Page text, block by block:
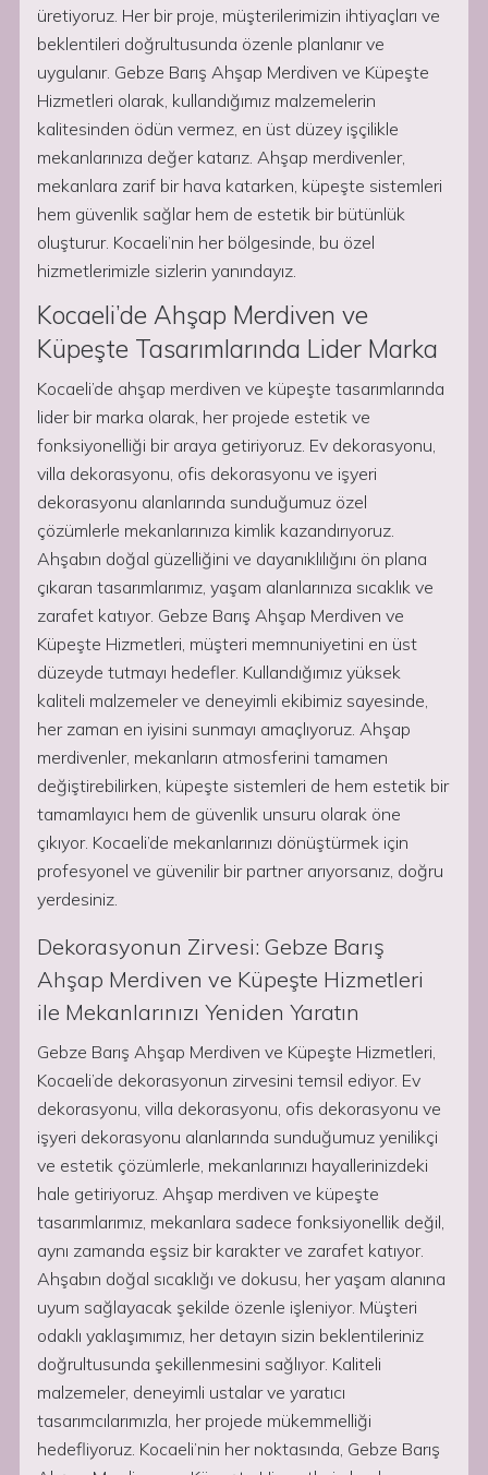
üretiyoruz. Her bir proje, müşterilerimizin ihtiyaçları ve
beklentileri doğrultusunda özenle planlanır ve
uygulanır. Gebze Barış Ahşap Merdiven ve Küpeşte
Hizmetleri olarak, kullandığımız malzemelerin
kalitesinden ödün vermez, en üst düzey işçilikle
mekanlarınıza değer katarız. Ahşap merdivenler,
mekanlara zarif bir hava katarken, küpeşte sistemleri
hem güvenlik sağlar hem de estetik bir bütünlük
oluşturur. Kocaeli’nin her bölgesinde, bu özel
hizmetlerimizle sizlerin yanındayız.
Kocaeli’de Ahşap Merdiven ve
Küpeşte Tasarımlarında Lider Marka
Kocaeli’de ahşap merdiven ve küpeşte tasarımlarında
lider bir marka olarak, her projede estetik ve
fonksiyonelliği bir araya getiriyoruz. Ev dekorasyonu,
villa dekorasyonu, ofis dekorasyonu ve işyeri
dekorasyonu alanlarında sunduğumuz özel
çözümlerle mekanlarınıza kimlik kazandırıyoruz.
Ahşabın doğal güzelliğini ve dayanıklılığını ön plana
çıkaran tasarımlarımız, yaşam alanlarınıza sıcaklık ve
zarafet katıyor. Gebze Barış Ahşap Merdiven ve
Küpeşte Hizmetleri, müşteri memnuniyetini en üst
düzeyde tutmayı hedefler. Kullandığımız yüksek
kaliteli malzemeler ve deneyimli ekibimiz sayesinde,
her zaman en iyisini sunmayı amaçlıyoruz. Ahşap
merdivenler, mekanların atmosferini tamamen
değiştirebilirken, küpeşte sistemleri de hem estetik bir
tamamlayıcı hem de güvenlik unsuru olarak öne
çıkıyor. Kocaeli’de mekanlarınızı dönüştürmek için
profesyonel ve güvenilir bir partner arıyorsanız, doğru
yerdesiniz.
Dekorasyonun Zirvesi: Gebze Barış
Ahşap Merdiven ve Küpeşte Hizmetleri
ile Mekanlarınızı Yeniden Yaratın
Gebze Barış Ahşap Merdiven ve Küpeşte Hizmetleri,
Kocaeli’de dekorasyonun zirvesini temsil ediyor. Ev
dekorasyonu, villa dekorasyonu, ofis dekorasyonu ve
işyeri dekorasyonu alanlarında sunduğumuz yenilikçi
ve estetik çözümlerle, mekanlarınızı hayallerinizdeki
hale getiriyoruz. Ahşap merdiven ve küpeşte
tasarımlarımız, mekanlara sadece fonksiyonellik değil,
aynı zamanda eşsiz bir karakter ve zarafet katıyor.
Ahşabın doğal sıcaklığı ve dokusu, her yaşam alanına
uyum sağlayacak şekilde özenle işleniyor. Müşteri
odaklı yaklaşımımız, her detayın sizin beklentileriniz
doğrultusunda şekillenmesini sağlıyor. Kaliteli
malzemeler, deneyimli ustalar ve yaratıcı
tasarımcılarımızla, her projede mükemmelliği
hedefliyoruz. Kocaeli’nin her noktasında, Gebze Barış